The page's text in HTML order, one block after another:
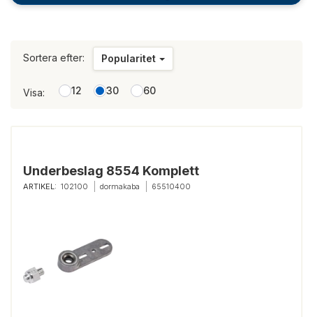
Sortera efter: Popularitet
Visa: 12 30 60
Underbeslag 8554 Komplett
ARTIKEL: 102100 dormakaba 65510400